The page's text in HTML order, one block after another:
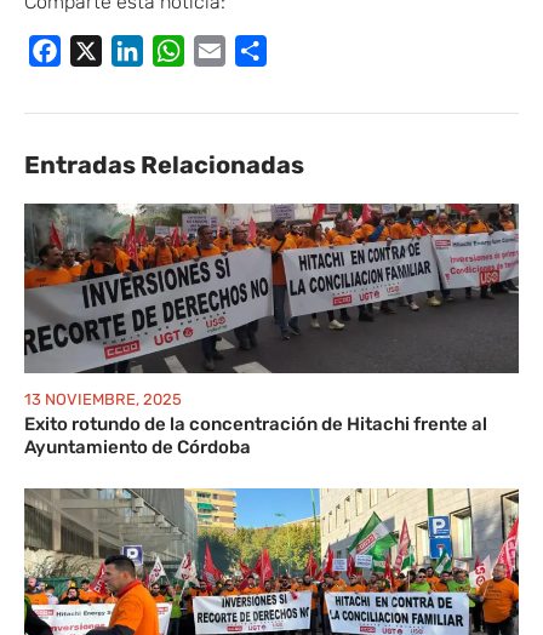
Facebook LinkedInWhatsApp
Email
Entradas Relacionadas
13 NOVIEMBRE, 2025
Exito rotundo de la concentración de Hitachi frente al
Ayuntamiento de Córdoba